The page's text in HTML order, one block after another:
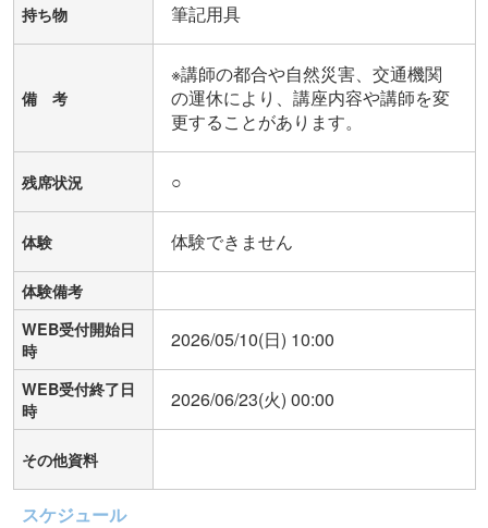
持ち物 筆記用具
備 考
※講師の都合や自然災害、交通機関
の運休により、講座内容や講師を変
更することがあります。
残席状況 ○
体験 体験できません
体験備考
WEB受付開始日
時
2026/05/10(日) 10:00
WEB受付終了日
時
2026/06/23(火) 00:00
その他資料
スケジュール